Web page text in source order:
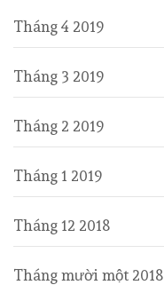
Tháng 4 2019
Tháng 3 2019
Tháng 2 2019
Tháng 1 2019
Tháng 12 2018
Tháng mười một 2018